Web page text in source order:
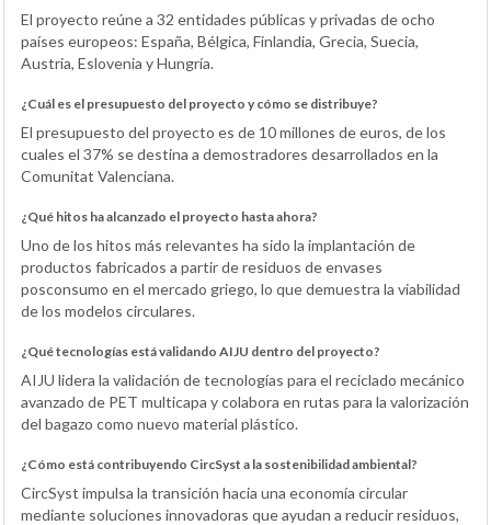
El proyecto reúne a 32 entidades públicas y privadas de ocho
países europeos: España, Bélgica, Finlandia, Grecia, Suecia,
Austria, Eslovenia y Hungría.
¿Cuál es el presupuesto del proyecto y cómo se distribuye?
El presupuesto del proyecto es de 10 millones de euros, de los
cuales el 37% se destina a demostradores desarrollados en la
Comunitat Valenciana.
¿Qué hitos ha alcanzado el proyecto hasta ahora?
Uno de los hitos más relevantes ha sido la implantación de
productos fabricados a partir de residuos de envases
posconsumo en el mercado griego, lo que demuestra la viabilidad
de los modelos circulares.
¿Qué tecnologías está validando AIJU dentro del proyecto?
AIJU lidera la validación de tecnologías para el reciclado mecánico
avanzado de PET multicapa y colabora en rutas para la valorización
del bagazo como nuevo material plástico.
¿Cómo está contribuyendo CircSyst a la sostenibilidad ambiental?
CircSyst impulsa la transición hacia una economía circular
mediante soluciones innovadoras que ayudan a reducir residuos,